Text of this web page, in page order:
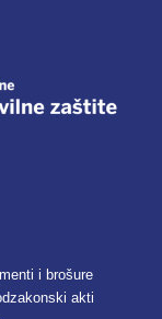
i brošure
akti